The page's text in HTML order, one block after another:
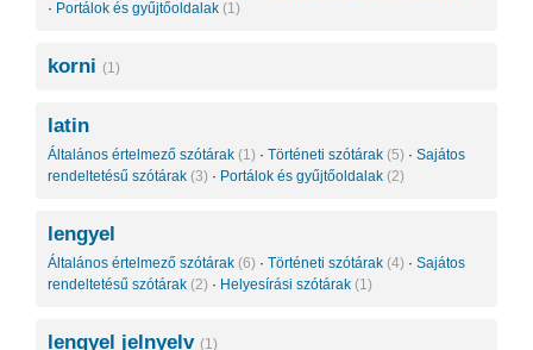
· Portálok és gyűjtőoldalak (1)
korni (1)
latin
Általános értelmező szótárak (1) · Történeti szótárak (5) · Sajátos
rendeltetésű szótárak (3) · Portálok és gyűjtőoldalak (2)
lengyel
Általános értelmező szótárak (6) · Történeti szótárak (4) · Sajátos
rendeltetésű szótárak (2) · Helyesírási szótárak (1)
lengyel jelnyelv (1)